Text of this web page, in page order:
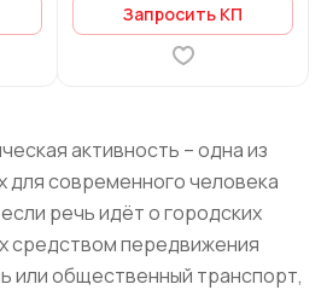
Запросить КП
активность – одна из
для современного человека
речь идёт о городских
средством передвижения
или общественный транспорт,